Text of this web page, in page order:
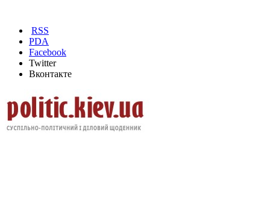
RSS
PDA
Facebook
Twitter
Вконтакте